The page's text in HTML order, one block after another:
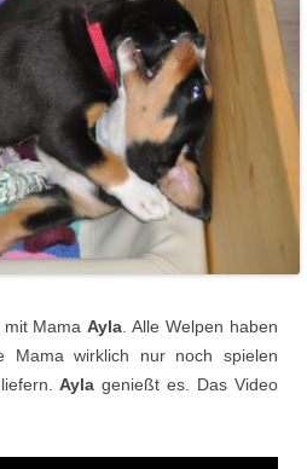
mit MamaAyla. Alle Welpen haben
Mama wirklich nur noch spielen
liefern.Ayla genießt es. Das Video